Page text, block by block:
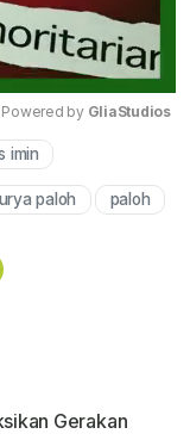
Powered by GliaStudios
imin
paloh paloh
Gerakan